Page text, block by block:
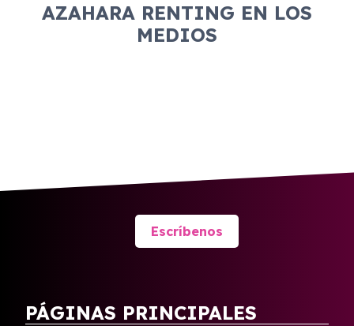
AZAHARA RENTING EN LOS
MEDIOS
Escríbenos
PÁGINAS PRINCIPALES